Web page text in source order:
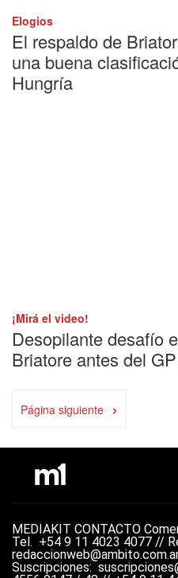
Elogios
El respaldo de
una buena
Hungría
¡Mirá el video!
Desopilante desafío
Briatore antes del
Página siguiente ›
MEDIAKIT CONTACTO
Tel. +54 9 11 4023 4077 //
Suscripciones: